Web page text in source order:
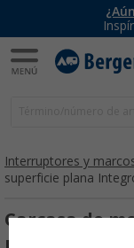
Interruptores y
superficie plana
Carcasa de